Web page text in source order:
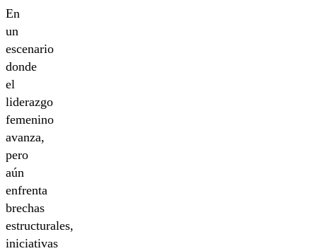
En
un
escenario
donde
el
liderazgo
femenino
avanza,
pero
aún
enfrenta
brechas
estructurales,
iniciativas